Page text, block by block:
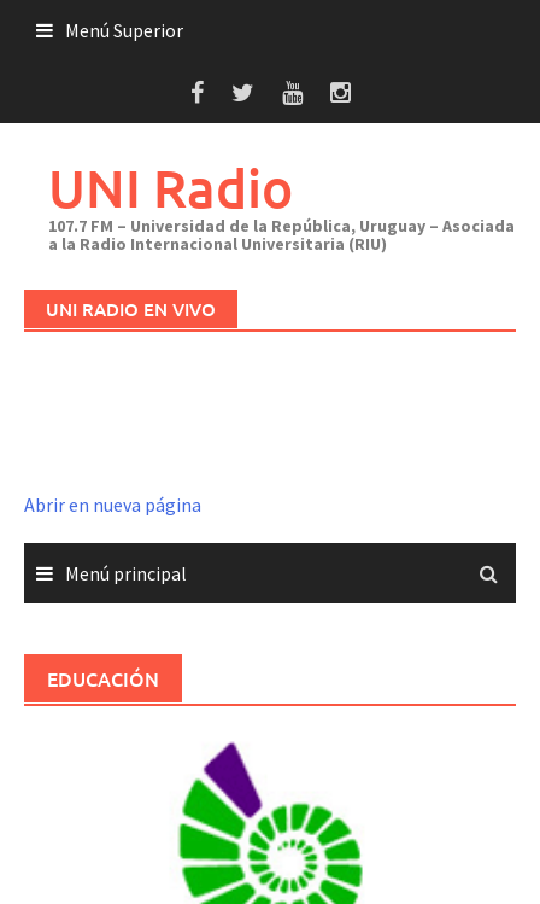
Menú Superior
UNI Radio
107.7 FM – Universidad de la República, Uruguay – Asociada
a la Radio Internacional Universitaria (RIU)
UNI RADIO EN VIVO
Abrir en nueva página
Menú principal
EDUCACIÓN